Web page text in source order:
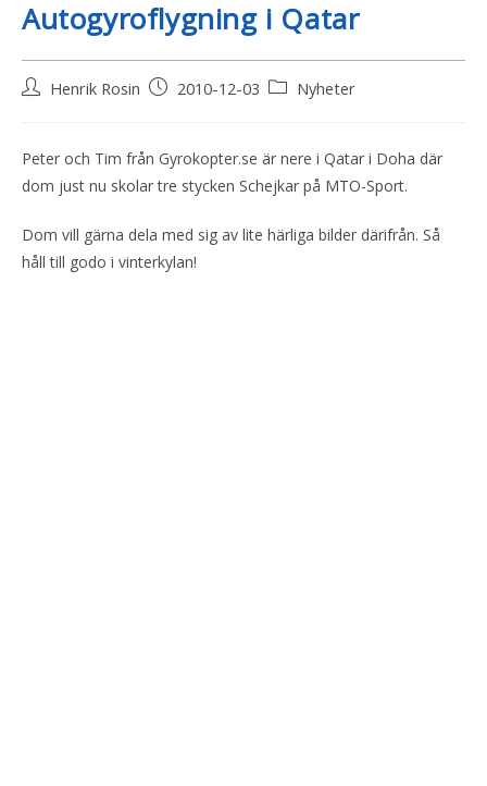
Autogyroflygning i Qatar
Henrik Rosin 2010-12-03 Nyheter
Peter och Tim från Gyrokopter.se är nere i Qatar i Doha där
dom just nu skolar tre stycken Schejkar på MTO-Sport.
Dom vill gärna dela med sig av lite härliga bilder därifrån. Så
håll till godo i vinterkylan!